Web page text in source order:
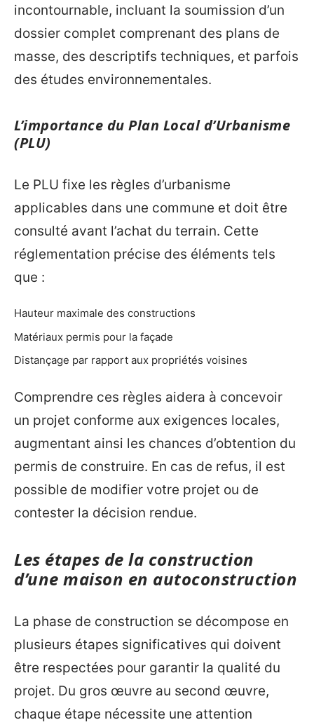
incontournable, incluant la soumission d’un
dossier complet comprenant des plans de
masse, des descriptifs techniques, et parfois
des études environnementales.
L’importance du Plan Local d’Urbanisme
(PLU)
Le PLU fixe les règles d’urbanisme
applicables dans une commune et doit être
consulté avant l’achat du terrain. Cette
réglementation précise des éléments tels
que :
Hauteur maximale des constructions
Matériaux permis pour la façade
Distançage par rapport aux propriétés voisines
Comprendre ces règles aidera à concevoir
un projet conforme aux exigences locales,
augmentant ainsi les chances d’obtention du
permis de construire. En cas de refus, il est
possible de modifier votre projet ou de
contester la décision rendue.
Les étapes de la construction
d’une maison en autoconstruction
La phase de construction se décompose en
plusieurs étapes significatives qui doivent
être respectées pour garantir la qualité du
projet. Du gros œuvre au second œuvre,
chaque étape nécessite une attention